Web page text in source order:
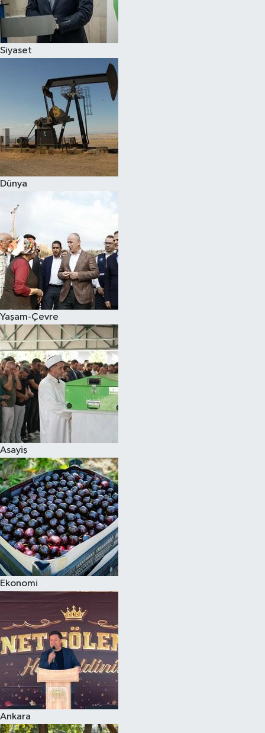
Siyaset
Dünya
Yaşam-Çevre
Asayiş
Ekonomi
Ankara
Spor
Çocuk
Eğitim
Hava Durumu
Kadın
Kültür Sanat
Sağlık
Siyaset
Teknoloji
Televizyon
Yaşam-Çevre